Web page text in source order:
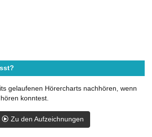
gelaufenen Hörercharts nachhören, wenn
konntest.
Zu den Aufzeichnungen